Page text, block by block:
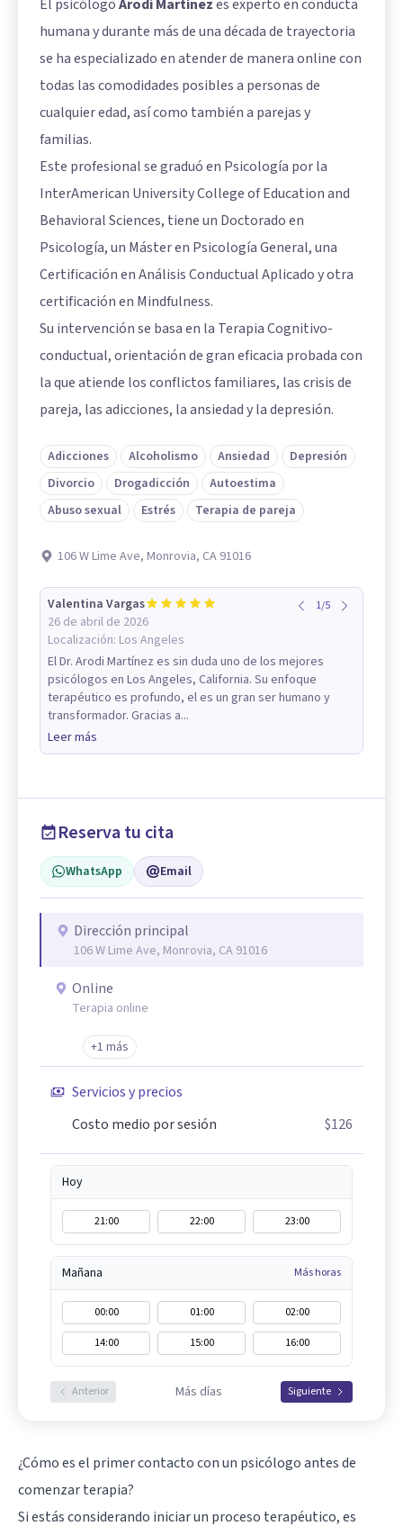
El psicólogoArodi Martínezes experto en conducta
humana y durante más de una década de trayectoria
se ha especializado en atender de manera online con
todas las comodidades posibles a personas de
cualquier edad, así como también a parejas y
familias.
Este profesional se graduó en Psicología por la
InterAmerican University College of Education and
Behavioral Sciences, tiene un Doctorado en
Psicología, un Máster en Psicología General, una
Certificación en Análisis Conductual Aplicado y otra
certificación en Mindfulness.
Su intervención se basa en la Terapia Cognitivo-
conductual, orientación de gran eficacia probada con
la que atiende los conflictos familiares, las crisis de
pareja, las adicciones, la ansiedad y la depresión.
Adicciones Alcoholismo Ansiedad
Depresión
Divorcio
Drogadicción
Autoestima
Abuso sexual
Estrés Terapia de pareja
106 W Lime Ave, Monrovia, CA 91016
Valentina Vargas
26 de abril de 2026
Localización: Los Angeles
1/5
El Dr. Arodi Martínez es sin duda uno de los mejores
psicólogos en Los Angeles, California. Su enfoque
terapéutico es profundo, el es un gran ser humano y
transformador. Gracias a...
Leer más
Reserva tu cita
WhatsApp Email
Dirección principal
106 W Lime Ave, Monrovia, CA 91016
Online
Terapia online
+1 más
Servicios y precios
Costo medio por sesión
$126
Hoy
21:00 22:00 23:00
Mañana Más horas
00:00 01:00
02:00
14:00
15:00 16:00
Anterior Más días Siguiente
¿Cómo es el primer contacto con un psicólogo antes de
comenzar terapia?
Si estás considerando iniciar un proceso terapéutico, es